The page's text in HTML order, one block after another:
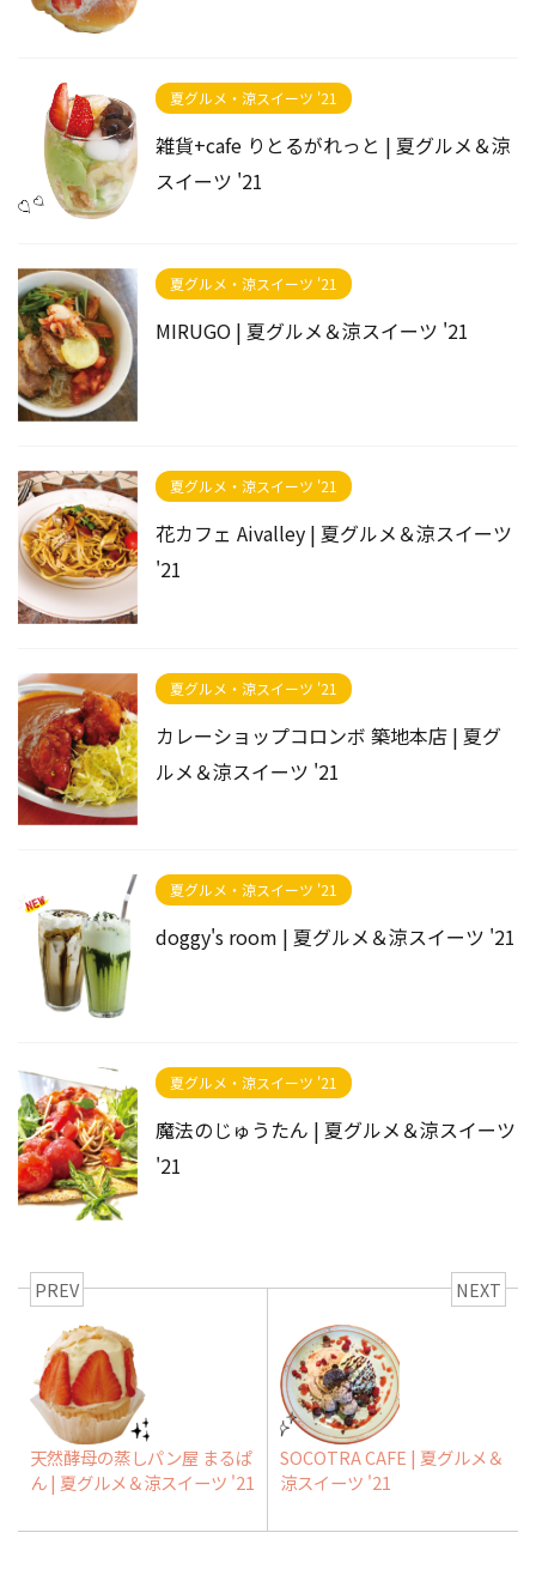
夏グルメ・涼スイーツ '21
雑貨+cafe りとるがれっと | 夏グルメ＆涼
スイーツ '21
夏グルメ・涼スイーツ '21
MIRUGO | 夏グルメ＆涼スイーツ '21
夏グルメ・涼スイーツ '21
花カフェ Aivalley | 夏グルメ＆涼スイーツ
'21
夏グルメ・涼スイーツ '21
カレーショップコロンボ 築地本店 | 夏グ
ルメ＆涼スイーツ '21
夏グルメ・涼スイーツ '21
doggy's room | 夏グルメ＆涼スイーツ '21
夏グルメ・涼スイーツ '21
魔法のじゅうたん | 夏グルメ＆涼スイーツ
'21
PREV
天然酵母の蒸しパン屋 まるぱ
ん | 夏グルメ＆涼スイーツ '21
NEXT
SOCOTRA CAFE | 夏グルメ＆
涼スイーツ '21